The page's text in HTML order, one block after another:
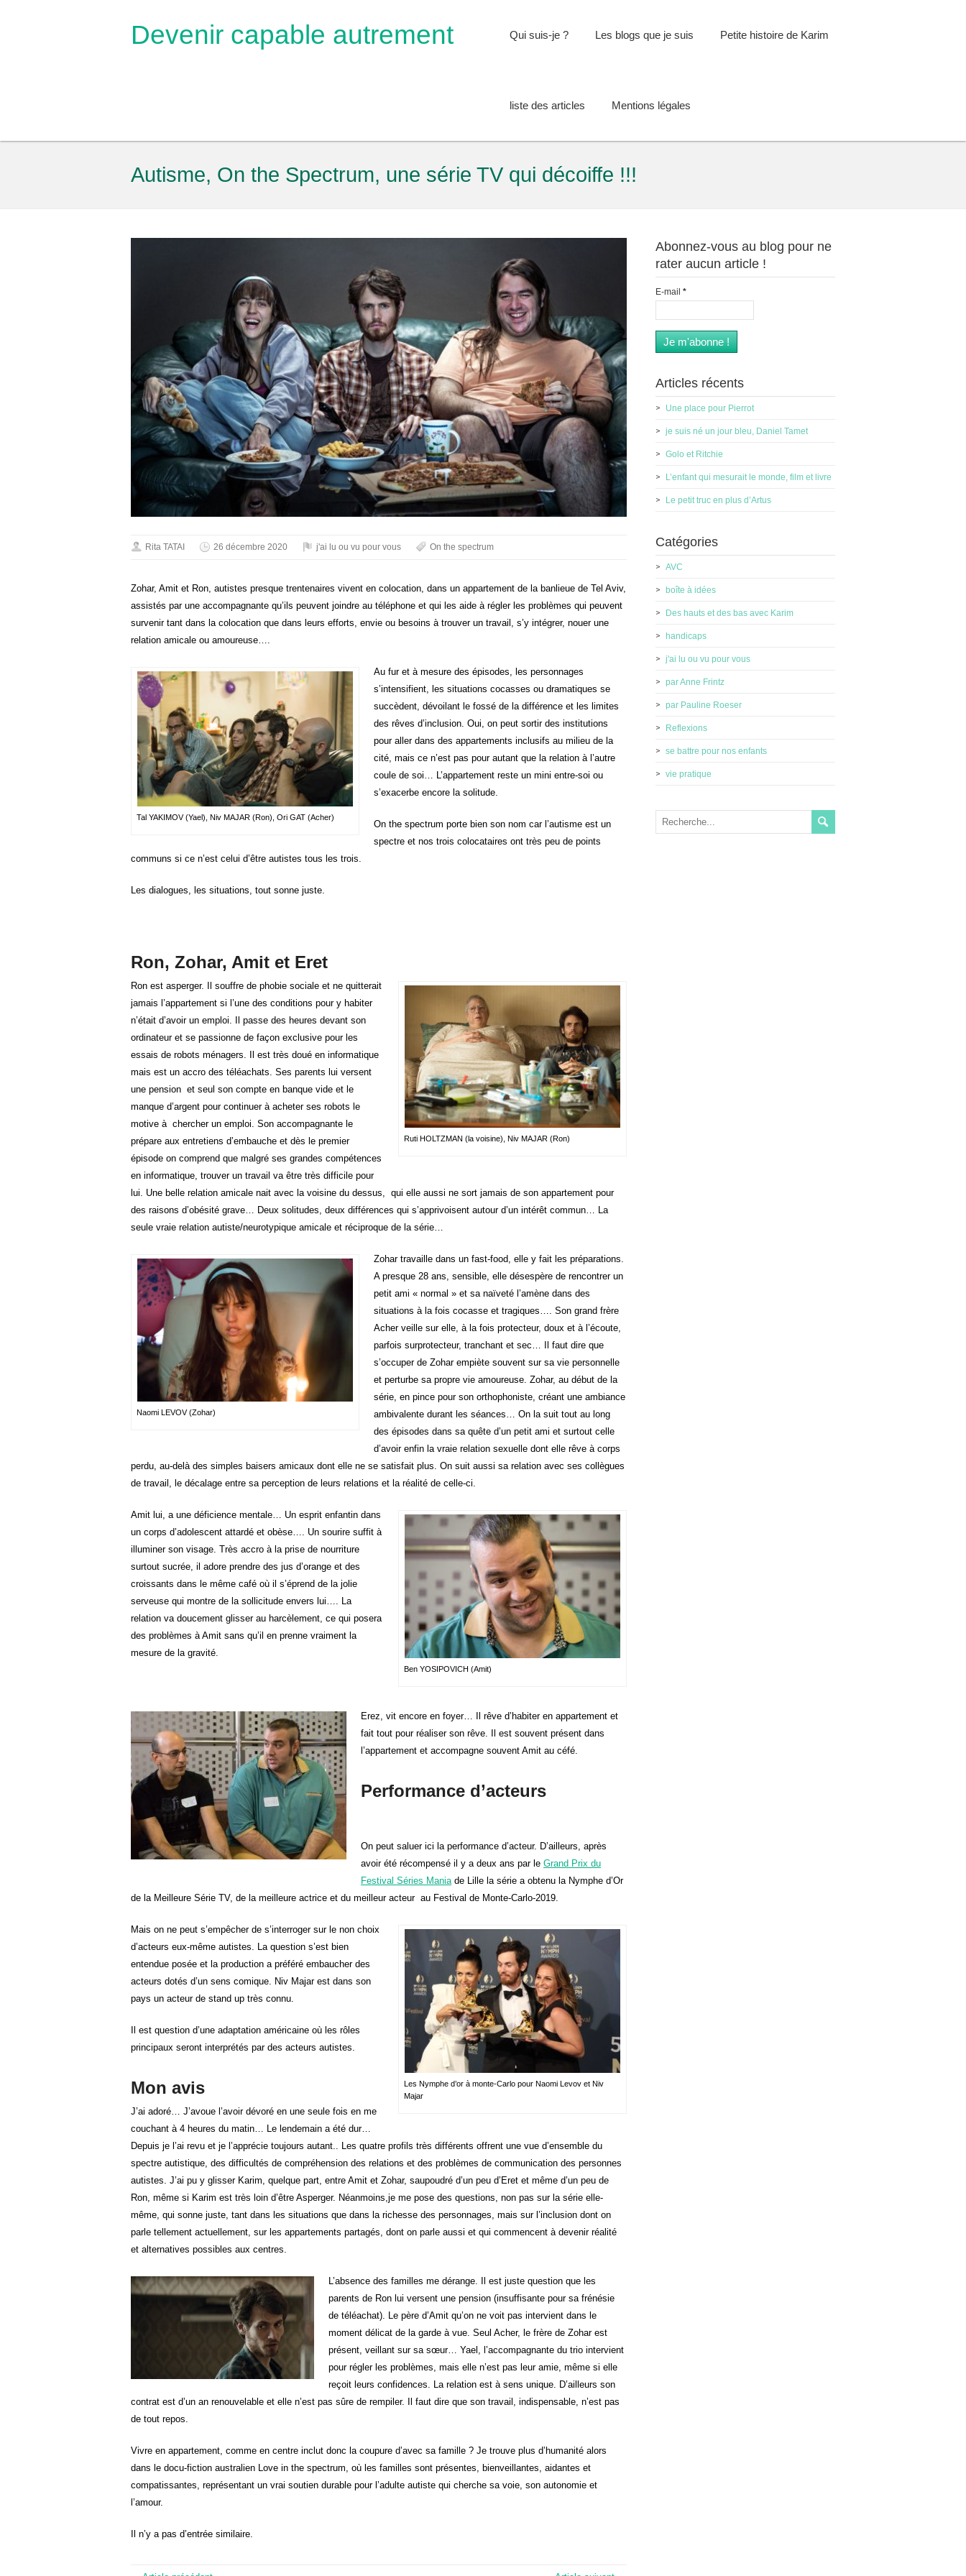
Devenir capable autrement Qui suis-je ? Les blogs que je suis Petite histoire de Karim
liste des articles Mentions légales
Autisme, On the Spectrum, une série TV qui décoiffe !!!
Rita TATAI 26 décembre 2020 j'ai lu ou vu pour vous On the spectrum
Zohar, Amit et Ron, autistes presque trentenaires vivent en colocation, dans un appartement de la banlieue de Tel Aviv,
assistés par une accompagnante qu’ils peuvent joindre au téléphone et qui les aide à régler les problèmes qui peuvent
survenir tant dans la colocation que dans leurs efforts, envie ou besoins à trouver un travail, s’y intégrer, nouer une
relation amicale ou amoureuse….
Tal YAKIMOV (Yael), Niv MAJAR (Ron), Ori GAT (Acher)
Au fur et à mesure des épisodes, les personnages
s’intensifient, les situations cocasses ou dramatiques se
succèdent, dévoilant le fossé de la différence et les limites
des rêves d’inclusion. Oui, on peut sortir des institutions
pour aller dans des appartements inclusifs au milieu de la
cité, mais ce n’est pas pour autant que la relation à l’autre
coule de soi… L’appartement reste un mini entre-soi ou
s’exacerbe encore la solitude.
On the spectrum porte bien son nom car l’autisme est un
spectre et nos trois colocataires ont très peu de points
communs si ce n’est celui d’être autistes tous les trois.
Les dialogues, les situations, tout sonne juste.
Ron, Zohar, Amit et Eret
Ruti HOLTZMAN (la voisine), Niv MAJAR (Ron)
Ron est asperger. Il souffre de phobie sociale et ne quitterait
jamais l’appartement si l’une des conditions pour y habiter
n’était d’avoir un emploi. Il passe des heures devant son
ordinateur et se passionne de façon exclusive pour les
essais de robots ménagers. Il est très doué en informatique
mais est un accro des téléachats. Ses parents lui versent
une pension et seul son compte en banque vide et le
manque d’argent pour continuer à acheter ses robots le
motive à chercher un emploi. Son accompagnante le
prépare aux entretiens d’embauche et dès le premier
épisode on comprend que malgré ses grandes compétences
en informatique, trouver un travail va être très difficile pour
lui. Une belle relation amicale nait avec la voisine du dessus, qui elle aussi ne sort jamais de son appartement pour
des raisons d’obésité grave… Deux solitudes, deux différences qui s’apprivoisent autour d’un intérêt commun… La
seule vraie relation autiste/neurotypique amicale et réciproque de la série…
Naomi LEVOV (Zohar)
Zohar travaille dans un fast-food, elle y fait les préparations.
A presque 28 ans, sensible, elle désespère de rencontrer un
petit ami « normal » et sa naïveté l’amène dans des
situations à la fois cocasse et tragiques…. Son grand frère
Acher veille sur elle, à la fois protecteur, doux et à l’écoute,
parfois surprotecteur, tranchant et sec… Il faut dire que
s’occuper de Zohar empiète souvent sur sa vie personnelle
et perturbe sa propre vie amoureuse. Zohar, au début de la
série, en pince pour son orthophoniste, créant une ambiance
ambivalente durant les séances… On la suit tout au long
des épisodes dans sa quête d’un petit ami et surtout celle
d’avoir enfin la vraie relation sexuelle dont elle rêve à corps
perdu, au-delà des simples baisers amicaux dont elle ne se satisfait plus. On suit aussi sa relation avec ses collègues
de travail, le décalage entre sa perception de leurs relations et la réalité de celle-ci.
Ben YOSIPOVICH (Amit)
Amit lui, a une déficience mentale… Un esprit enfantin dans
un corps d’adolescent attardé et obèse…. Un sourire suffit à
illuminer son visage. Très accro à la prise de nourriture
surtout sucrée, il adore prendre des jus d’orange et des
croissants dans le même café où il s’éprend de la jolie
serveuse qui montre de la sollicitude envers lui…. La
relation va doucement glisser au harcèlement, ce qui posera
des problèmes à Amit sans qu’il en prenne vraiment la
mesure de la gravité.
Erez, vit encore en foyer… Il rêve d’habiter en appartement et
fait tout pour réaliser son rêve. Il est souvent présent dans
l’appartement et accompagne souvent Amit au céfé.
Performance d’acteurs
On peut saluer ici la performance d’acteur. D’ailleurs, après
avoir été récompensé il y a deux ans par le Grand Prix du
Festival Séries Mania de Lille la série a obtenu la Nymphe d’Or
de la Meilleure Série TV, de la meilleure actrice et du meilleur acteur au Festival de Monte-Carlo-2019.
Les Nymphe d’or à monte-Carlo pour Naomi Levov et Niv
Majar
Mais on ne peut s’empêcher de s’interroger sur le non choix
d’acteurs eux-même autistes. La question s’est bien
entendue posée et la production a préféré embaucher des
acteurs dotés d’un sens comique. Niv Majar est dans son
pays un acteur de stand up très connu.
Il est question d’une adaptation américaine où les rôles
principaux seront interprétés par des acteurs autistes.
Mon avis
J’ai adoré… J’avoue l’avoir dévoré en une seule fois en me
couchant à 4 heures du matin… Le lendemain a été dur…
Depuis je l’ai revu et je l’apprécie toujours autant.. Les quatre profils très différents offrent une vue d’ensemble du
spectre autistique, des difficultés de compréhension des relations et des problèmes de communication des personnes
autistes. J’ai pu y glisser Karim, quelque part, entre Amit et Zohar, saupoudré d’un peu d’Eret et même d’un peu de
Ron, même si Karim est très loin d’être Asperger. Néanmoins,je me pose des questions, non pas sur la série elle-
même, qui sonne juste, tant dans les situations que dans la richesse des personnages, mais sur l’inclusion dont on
parle tellement actuellement, sur les appartements partagés, dont on parle aussi et qui commencent à devenir réalité
et alternatives possibles aux centres.
L’absence des familles me dérange. Il est juste question que les
parents de Ron lui versent une pension (insuffisante pour sa frénésie
de téléachat). Le père d’Amit qu’on ne voit pas intervient dans le
moment délicat de la garde à vue. Seul Acher, le frère de Zohar est
présent, veillant sur sa sœur… Yael, l’accompagnante du trio intervient
pour régler les problèmes, mais elle n’est pas leur amie, même si elle
reçoit leurs confidences. La relation est à sens unique. D’ailleurs son
contrat est d’un an renouvelable et elle n’est pas sûre de rempiler. Il faut dire que son travail, indispensable, n’est pas
de tout repos.
Vivre en appartement, comme en centre inclut donc la coupure d’avec sa famille ? Je trouve plus d’humanité alors
dans le docu-fiction australien Love in the spectrum, où les familles sont présentes, bienveillantes, aidantes et
compatissantes, représentant un vrai soutien durable pour l’adulte autiste qui cherche sa voie, son autonomie et
l’amour.
Il n’y a pas d’entrée similaire.
Abonnez-vous au blog pour ne
rater aucun article !
E-mail *
Articles récents
Une place pour Pierrot
je suis né un jour bleu, Daniel Tamet
Golo et Ritchie
L’enfant qui mesurait le monde, film et livre
Le petit truc en plus d’Artus
Catégories
AVC
boîte à idées
Des hauts et des bas avec Karim
handicaps
j'ai lu ou vu pour vous
par Anne Frintz
par Pauline Roeser
Reflexions
se battre pour nos enfants
vie pratique